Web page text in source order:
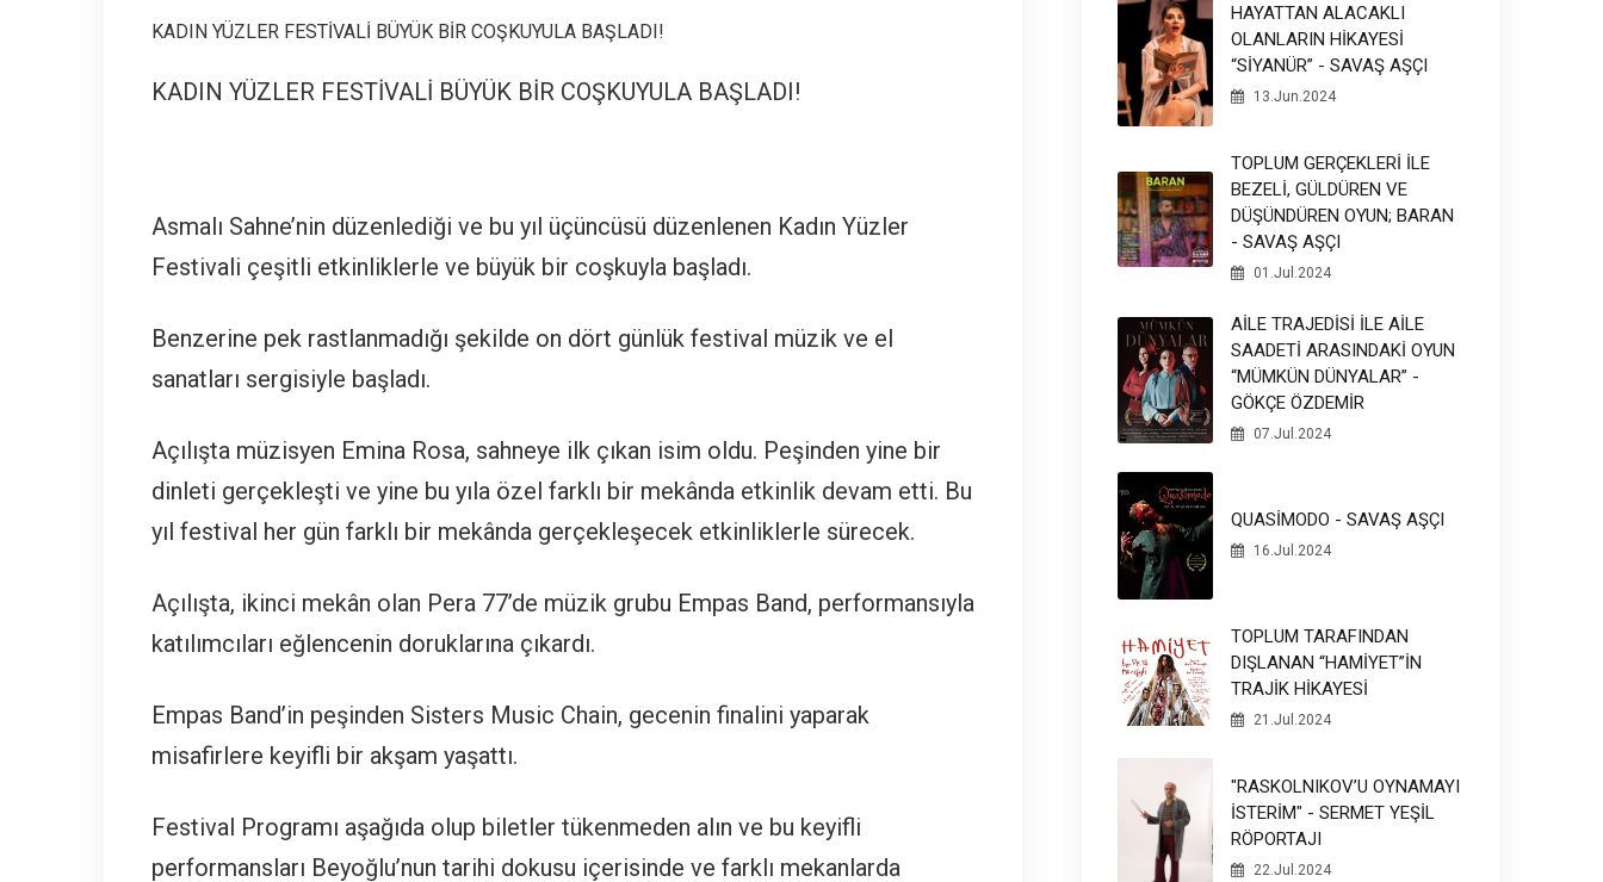
KADIN YÜZLER FESTİVALİ BÜYÜK BİR COŞKUYULA BAŞLADI!
KADIN YÜZLER FESTİVALİ BÜYÜK BİR COŞKUYULA BAŞLADI!
Asmalı Sahne’nin düzenlediği ve bu yıl üçüncüsü düzenlenen Kadın Yüzler
Festivali çeşitli etkinliklerle ve büyük bir coşkuyla başladı.
Benzerine pek rastlanmadığı şekilde on dört günlük festival müzik ve el
sanatları sergisiyle başladı.
Açılışta müzisyen Emina Rosa, sahneye ilk çıkan isim oldu. Peşinden yine bir
dinleti gerçekleşti ve yine bu yıla özel farklı bir mekânda etkinlik devam etti. Bu
yıl festival her gün farklı bir mekânda gerçekleşecek etkinliklerle sürecek.
Açılışta, ikinci mekân olan Pera 77’de müzik grubu Empas Band, performansıyla
katılımcıları eğlencenin doruklarına çıkardı.
Empas Band’in peşinden Sisters Music Chain, gecenin finalini yaparak
misafirlere keyifli bir akşam yaşattı.
Festival Programı aşağıda olup biletler tükenmeden alın ve bu keyifli
performansları Beyoğlu’nun tarihi dokusu içerisinde ve farklı mekanlarda
HAYATTAN ALACAKLI
OLANLARIN HİKAYESİ
“SİYANÜR” - SAVAŞ AŞÇI
13.Jun.2024
TOPLUM GERÇEKLERİ İLE
BEZELİ, GÜLDÜREN VE
DÜŞÜNDÜREN OYUN; BARAN
- SAVAŞ AŞÇI
01.Jul.2024
AİLE TRAJEDİSİ İLE AİLE
SAADETİ ARASINDAKİ OYUN
“MÜMKÜN DÜNYALAR” -
GÖKÇE ÖZDEMİR
07.Jul.2024
QUASİMODO - SAVAŞ AŞÇI
16.Jul.2024
TOPLUM TARAFINDAN
DIŞLANAN “HAMİYET”İN
TRAJİK HİKAYESİ
21.Jul.2024
"RASKOLNIKOV’U OYNAMAYI
İSTERİM" - SERMET YEŞİL
RÖPORTAJI
22.Jul.2024